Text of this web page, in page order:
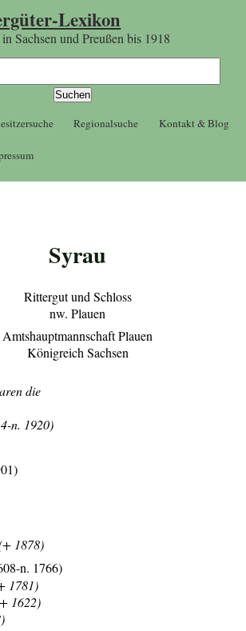
Lexikon
Sachsen und Preußen bis 1918
Regionalsuche Kontakt & Blog
Syrau
Rittergut und Schloss
nw. Plauen
Amtshauptmannschaft Plauen
Königreich Sachsen
die
n. 1920)
1878)
n. 1766)
1781)
1622)